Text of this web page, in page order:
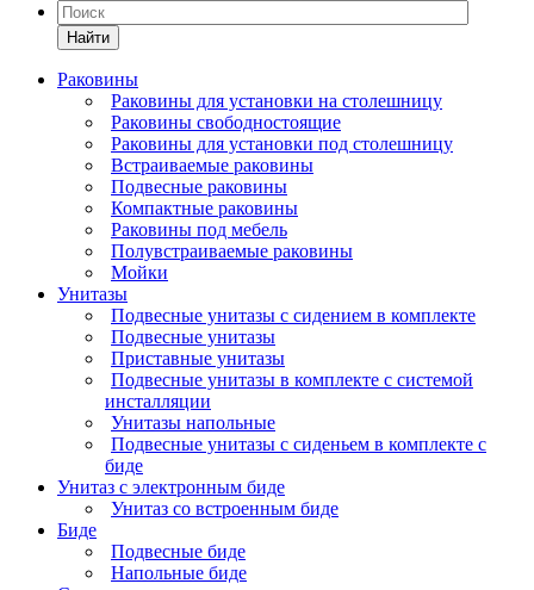
Найти
Раковины
Раковины для установки на столешницу
Раковины свободностоящие
Раковины для установки под столешницу
Встраиваемые раковины
Подвесные раковины
Компактные раковины
Раковины под мебель
Полувстраиваемые раковины
Мойки
Унитазы
Подвесные унитазы с сидением в комплекте
Подвесные унитазы
Приставные унитазы
Подвесные унитазы в комплекте с системой
инсталляции
Унитазы напольные
Подвесные унитазы с сиденьем в комплекте с
биде
Унитаз с электронным биде
Унитаз со встроенным биде
Биде
Подвесные биде
Напольные биде